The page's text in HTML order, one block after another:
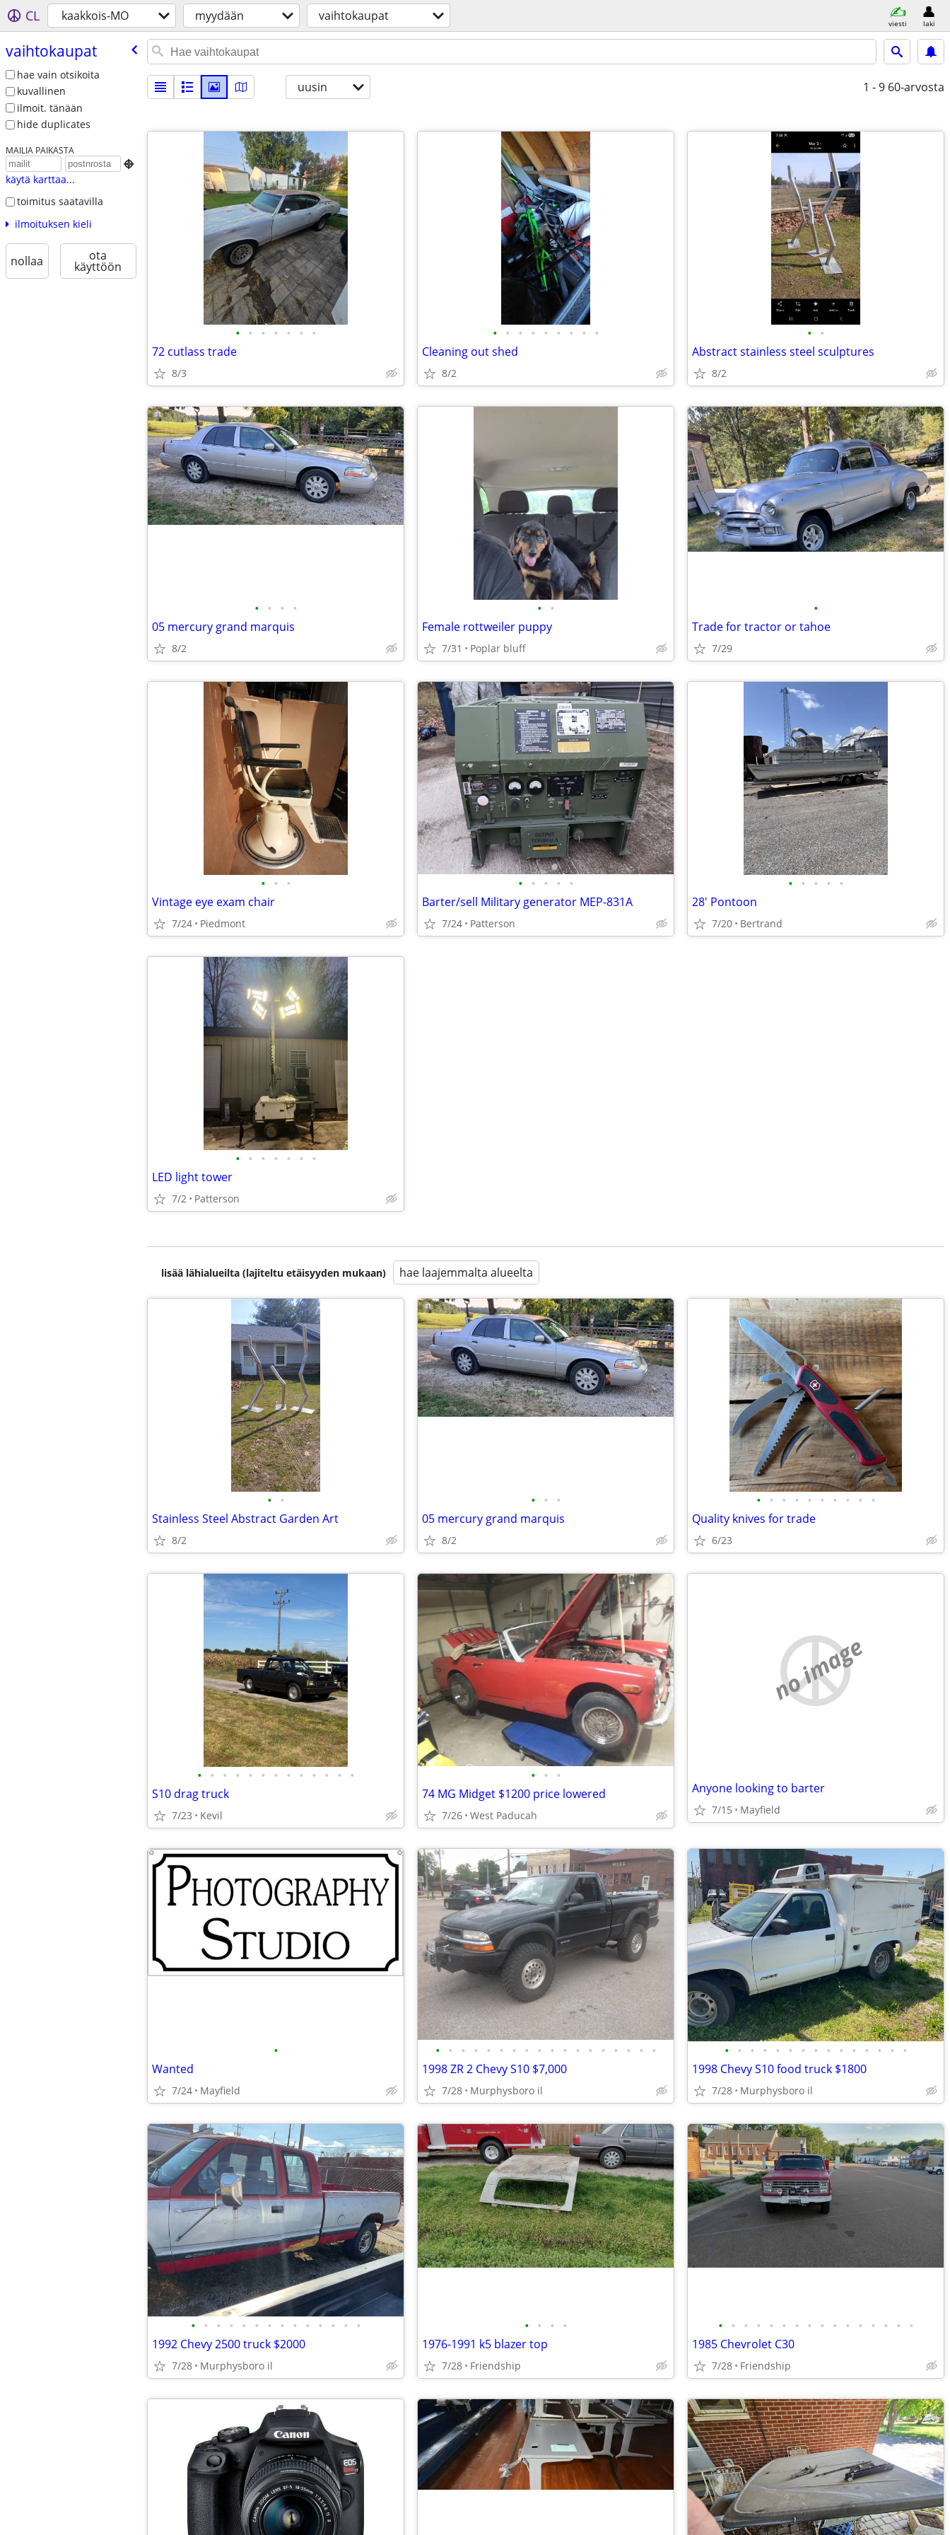
CL kaakkois-MO myydään vaihtokaupat viesti laki
vaihtokaupat
hae vain otsikoita
kuvallinen
ilmoit. tänään
hide duplicates
MAILIA PAIKASTA

käytä karttaa...
toimitus saatavilla
ilmoituksen kieli
nollaa ota
käyttöön
uusin 1 - 9 60-arvosta
• • • • • • •
72 cutlass trade
8/3
• • • • • • • • •
Cleaning out shed
8/2
• •
Abstract stainless steel sculptures
8/2
• • • •
05 mercury grand marquis
8/2
• •
Female rottweiler puppy
7/31 Poplar bluff
•
Trade for tractor or tahoe
7/29
• • •
Vintage eye exam chair
7/24 Piedmont
• • • • •
Barter/sell Military generator MEP-831A
7/24 Patterson
• • • • •
28' Pontoon
7/20 Bertrand
• • • • • • •
LED light tower
7/2 Patterson
lisää lähialueilta (lajiteltu etäisyyden mukaan) hae laajemmalta alueelta
• •
Stainless Steel Abstract Garden Art
8/2
• • •
05 mercury grand marquis
8/2
• • • • • • • • • •
Quality knives for trade
6/23
• • • • • • • • • • • • •
S10 drag truck
7/23 Kevil
• • •
74 MG Midget $1200 price lowered
7/26 West Paducah
no image
Anyone looking to barter
7/15 Mayfield
•
Wanted
7/24 Mayfield
• • • • • • • • • • • • • • • • • •
1998 ZR 2 Chevy S10 $7,000
7/28 Murphysboro il
• • • • • • • • • • • • • • •
1998 Chevy S10 food truck $1800
7/28 Murphysboro il
• • • • • • • • • • • • • •
1992 Chevy 2500 truck $2000
7/28 Murphysboro il
• • • •
1976-1991 k5 blazer top
7/28 Friendship
• • • • • • • • • • • • • • • •
1985 Chevrolet C30
7/28 Friendship